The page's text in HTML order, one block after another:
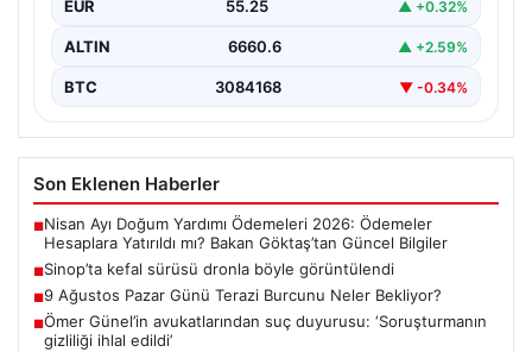
EUR 55.25 ▲ +0.32%
ALTIN 6660.6 ▲ +2.59%
BTC 3084168 ▼ -0.34%
Son Eklenen Haberler
■Nisan Ayı Doğum Yardımı Ödemeleri 2026: Ödemeler
Hesaplara Yatırıldı mı? Bakan Göktaş’tan Güncel Bilgiler
■Sinop’ta kefal sürüsü dronla böyle görüntülendi
■9 Ağustos Pazar Günü Terazi Burcunu Neler Bekliyor?
■Ömer Günel’in avukatlarından suç duyurusu: ‘Soruşturmanın
gizliliği ihlal edildi’